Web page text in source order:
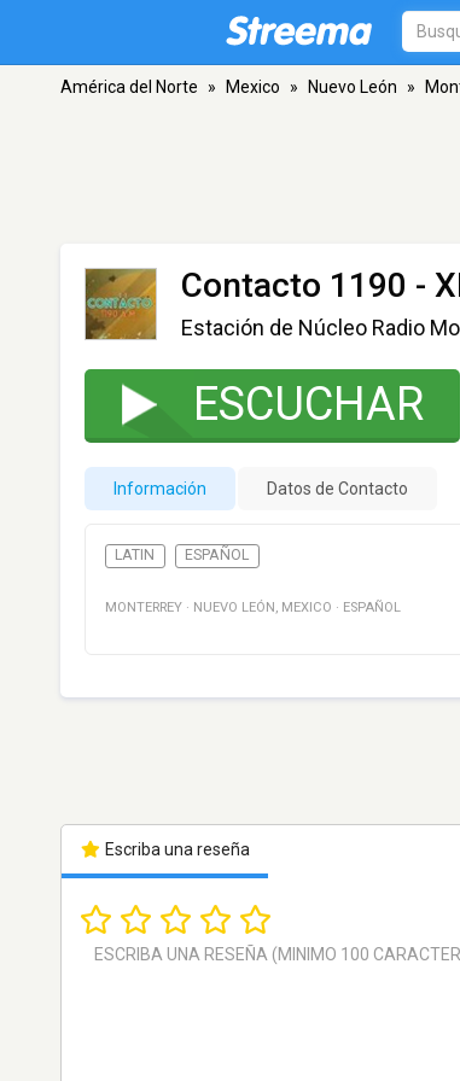
América del Norte » Mexico » Nuevo León »
Contacto 1190 -
Estación de Núcleo Radio
ESCUCHAR
Información Datos de Contacto
LATIN ESPAÑOL
MONTERREY · NUEVO LEÓN , MEXICO · ESPAÑOL
Escriba una reseña